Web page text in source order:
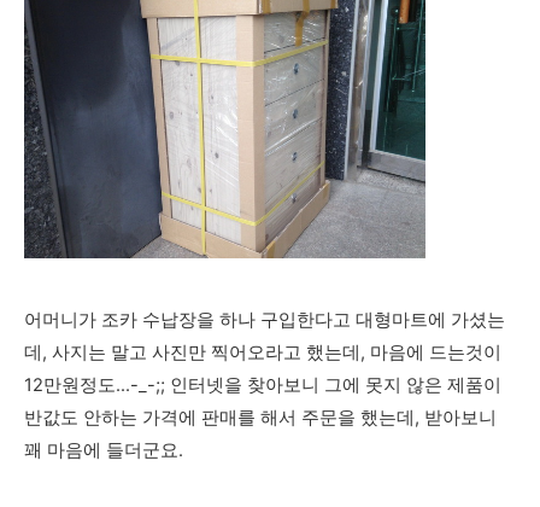
어머니가 조카 수납장을 하나 구입한다고 대형마트에 가셨는
데, 사지는 말고 사진만 찍어오라고 했는데, 마음에 드는것이
12만원정도...-_-;; 인터넷을 찾아보니 그에 못지 않은 제품이
반값도 안하는 가격에 판매를 해서 주문을 했는데, 받아보니
꽤 마음에 들더군요.